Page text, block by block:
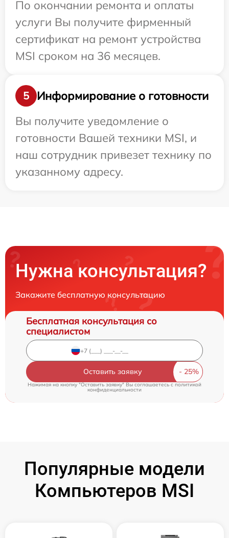
По окончании ремонта и оплаты
услуги Вы получите фирменный
сертификат на ремонт устройства
MSI сроком на 36 месяцев.
5
Информирование о готовности
Вы получите уведомление о
готовности Вашей техники MSI, и
наш сотрудник привезет технику по
указанному адресу.
Нужна консультация?
Закажите бесплатную консультацию
Бесплатная консультация со
специалистом
Оставить заявку
Нажимая на кнопку "Оставить заявку" Вы соглашаетесь cполитикой
конфиденциальности
Популярные модели
Компьютеров MSI